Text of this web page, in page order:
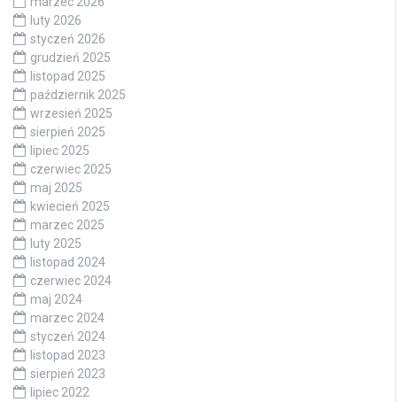
luty 2026
styczeń 2026
grudzień 2025
listopad 2025
październik 2025
wrzesień 2025
sierpień 2025
lipiec 2025
czerwiec 2025
maj 2025
kwiecień 2025
marzec 2025
luty 2025
listopad 2024
czerwiec 2024
maj 2024
marzec 2024
styczeń 2024
listopad 2023
sierpień 2023
lipiec 2022